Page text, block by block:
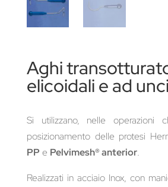
Aghi
elicoidali e ad
Si utilizzano, nelle operazioni
posizionamento delle protesi
PP e Pelvimesh® anterior.
Realizzati in acciaio Inox, con